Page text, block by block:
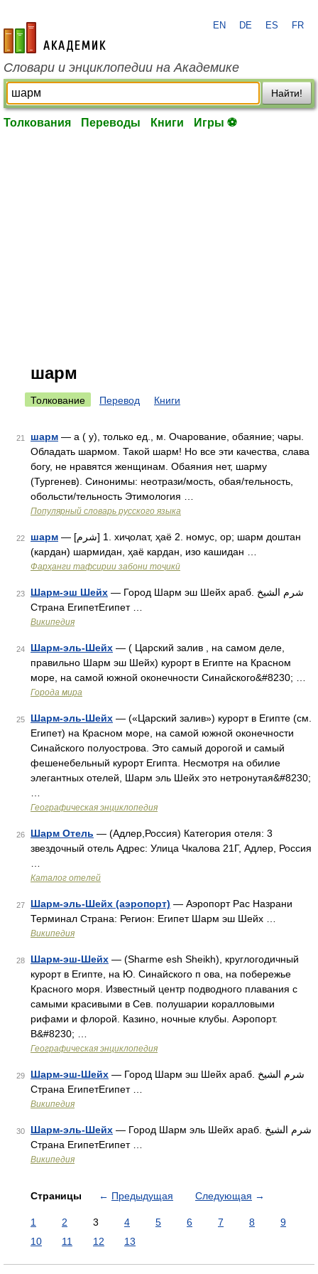
academic.ru
EN DE ES FR
Словари и энциклопедии на Академике
Найти!
Толкования Переводы Книги Игры ⚽
шарм
Толкование Перевод Книги
21 шарм — а ( у), только ед., м. Очарование, обаяние; чары.
Обладать шармом. Такой шарм! Но все эти качества, слава
богу, не нравятся женщинам. Обаяния нет, шарму
(Тургенев). Синонимы: неотрази/мость, обая/тельность,
обольсти/тельность Этимология …
Популярный словарь русского языка
22 шарм — [شرم] 1. хиҷолат, ҳаё 2. номус, ор; шарм доштан
(кардан) шармидан, ҳаё кардан, изо кашидан …
Фарҳанги тафсирии забони тоҷикӣ
23 Шарм-эш Шейх — Город Шарм эш Шейх араб. شرم الشيخ‎‎
Страна ЕгипетЕгипет …
Википедия
24 Шарм-эль-Шейх — ( Царский залив , на самом деле,
правильно Шарм эш Шейх) курорт в Египте на Красном
море, на самой южной оконечности Синайского&#8230; …
Города мира
25 Шарм-эль-Шейх — («Царский залив») курорт в Египте (см.
Египет) на Красном море, на самой южной оконечности
Синайского полуострова. Это самый дорогой и самый
фешенебельный курорт Египта. Несмотря на обилие
элегантных отелей, Шарм эль Шейх это нетронутая&#8230;
Географическая энциклопедия
26 Шарм Отель — (Адлер,Россия) Категория отеля: 3
звездочный отель Адрес: Улица Чкалова 21Г, Адлер, Россия
Каталог отелей
27 Шарм-эль-Шейх (аэропорт) — Аэропорт Рас Назрани
Терминал Страна: Регион: Египет Шарм эш Шейх …
Википедия
28 Шарм-эш-Шейх — (Sharme esh Sheikh), круглогодичный
курорт в Египте, на Ю. Синайского п ова, на побережье
Красного моря. Известный центр подводного плавания с
самыми красивыми в Сев. полушарии коралловыми
рифами и флорой. Казино, ночные клубы. Аэропорт.
В&#8230; …
Географическая энциклопедия
29 Шарм-эш-Шейх — Город Шарм эш Шейх араб. شرم الشيخ‎‎
Страна ЕгипетЕгипет …
Википедия
30 Шарм-эль-Шейх — Город Шарм эль Шейх араб. شرم الشيخ‎‎
Страна ЕгипетЕгипет …
Википедия
Страницы ← Предыдущая Следующая →
1 2 3 4 5 6 7 8
9
10
11 12 13